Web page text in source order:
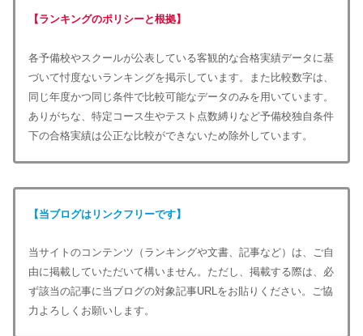
【ランキングのポリシーと根拠】
各予備校やスクールが公表している客観的な合格実績データに基
づいて忖度ないランキングを掲示しています。また比較数字は、
同じ年度かつ同じ条件で比較可能なデータのみを用いています。
ありがちな、特定コース生やテスト点数縛りなど予備校独自条件
下の合格実績は公正な比較ができないため除外しています。
【当ブログはリンクフリーです】
当サイトのコンテンツ（ランキングや文書、記事など）は、ご自
由に掲載していただいて構いません。ただし、掲載する際は、必
ず該当の記事に当ブログの対象記事URLをお貼りください。ご協
力よろしくお願いします。